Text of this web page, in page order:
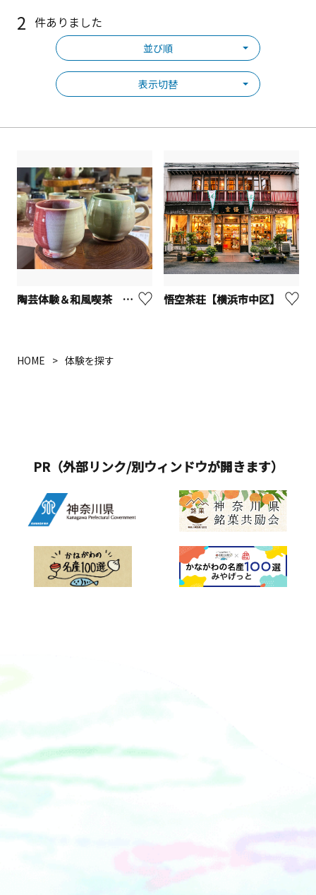
2 件ありました
並び順
表示切替
陶芸体験＆和風喫茶 ひばり茶寮【座間市】 悟空茶荘【横浜市中区】
HOME 体験を探す
PR（外部リンク/別ウィンドウが開きます）